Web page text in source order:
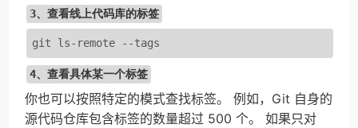
3、查看线上代码库的标签
git ls- remote --
4、查看具体某一个标签
你也可以按照特定的模式查找标签。 例如，Git 自身的
源代码仓库包含标签的数量超过 500 个。 如果只对